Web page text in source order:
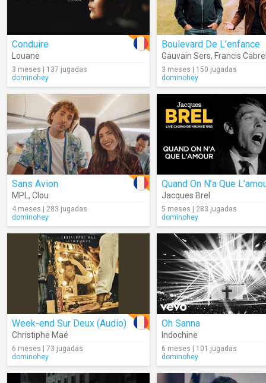
Conduire
Louane
3 meses | 137 jugadas
dominohey
Boulevard De L’enfance
Gauvain Sers, Francis
3 meses | 150 jugadas
dominohey
Sans Avion
MPL , Clou
4 meses | 283 jugadas
dominohey
Quand On N’a Que
Jacques Brel
5 meses | 283 jugadas
dominohey
Week-end Sur Deux (Audio)
Christiphe Maé
6 meses | 73 jugadas
dominohey
Oh Sanna
Indochine
6 meses | 101 jugadas
dominohey